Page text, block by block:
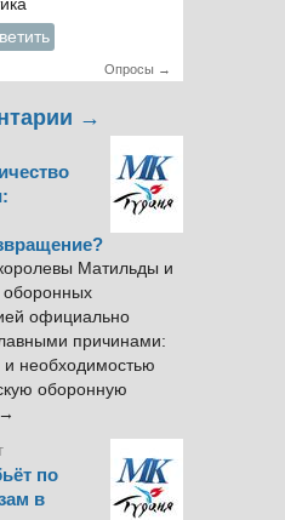
Опросы →
→
Матильды и
оборонных
официально
причинами:
и необходимостью
оборонную
по
в